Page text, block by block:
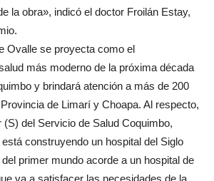
la obra», indicó el doctor Froilán Estay,
Ovalle se proyecta como el
más moderno de la próxima década
y brindará atención a más de 200
de Limarí y Choapa. Al respecto,
del Servicio de Salud Coquimbo,
construyendo un hospital del Siglo
primer mundo acorde a un hospital de
va a satisfacer las necesidades de la